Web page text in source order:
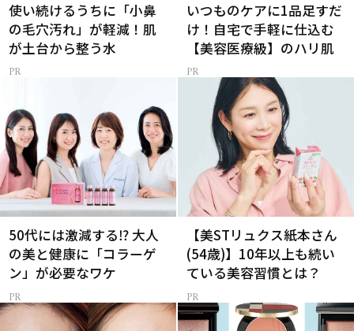
使い続けるうちに「小鼻
の毛穴汚れ」が軽減！肌
が土台から整う水
いつものケアに1品足すだ
け！自宅で手軽に仕込む
【美容医療級】のハリ肌
50代には激減する⁉ 大人
の美と健康に「コラーゲ
ン」が必要なワケ
【美STリュクス紙本さん
(54歳)】10年以上も続い
ている美容習慣とは？